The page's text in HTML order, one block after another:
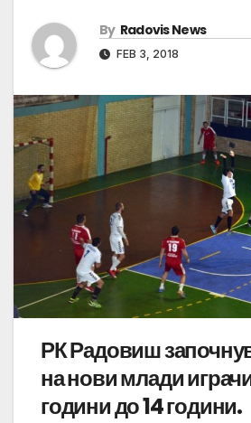
By Radovis News
FEB 3, 2018
РК Радовиш
на нови млади
години до 14 години.